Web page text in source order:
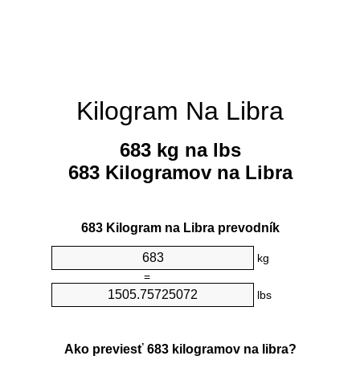
Kilogram Na Libra
683 kg na lbs
683 Kilogramov na Libra
683 Kilogram na Libra prevodník
kg
=
lbs
Ako previesť 683 kilogramov na libra?